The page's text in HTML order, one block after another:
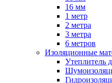
16 мм
1 метр
2 метра
3 метра
6 метров
Изоляционные
Утеплитель